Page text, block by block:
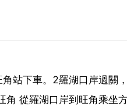
站下車。2羅湖口岸過關
角 從羅湖口岸到旺角乘坐